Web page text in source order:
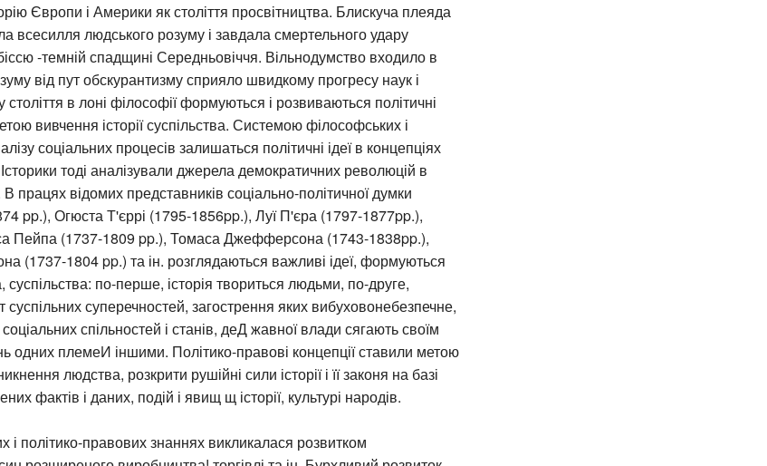
Європи і Америки як століття просвітництва. Блискуча плеяда
всесилля людського розуму і завдала смертельного удару
-темній спадщині Середньовіччя. Вільнодумство входило в
від пут обскурантизму сприяло швидкому прогресу наук і
в лоні філософії формуються і розвиваються політичні
вивчення історії суспільства. Системою філософських і
соціальних процесів залишаться політичні ідеї в концепціях
тоді аналізували джерела демократичних революцій в
працях відомих представників соціально-політичної думки
pp.), Огюста Т'єррі (1795-1856pp.), Луї П'єра (1797-1877pp.),
(1737-1809 pp.), Томаса Джефферсона (1743-1838pp.),
(1737-1804 pp.) та ін. розглядаються важливі ідеї, формуються
суспільства: по-перше, історія твориться людьми, по-друге,
суспільних суперечностей, загострення яких вибуховонебезпечне,
спільностей і станів, деД жавної влади сягають своїм
одних племеИ іншими. Політико-правові концепції ставили метою
людства, розкрити рушійні сили історії і її законя на базі
фактів і даних, подій і явищ щ історії, культурі народів.
і політико-правових знаннях викликалася розвитком